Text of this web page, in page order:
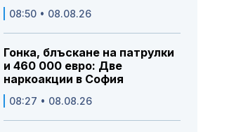
08:50 • 08.08.26
Гонка, блъскане на патрулки
и 460 000 евро: Две
наркоакции в София
08:27 • 08.08.26